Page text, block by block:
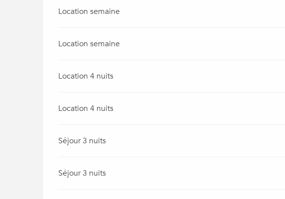
Location semaine
Location semaine
Location 4 nuits
Location 4 nuits
Séjour 3 nuits
Séjour 3 nuits